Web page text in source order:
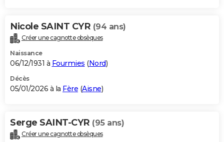
Nicole SAINT CYR (94 ans)
Créer une cagnotte obsèques
Naissance
06/12/1931 à Fourmies (Nord)
Décès
05/01/2026 à la Fère (Aisne)
Serge SAINT-CYR (95 ans)
Créer une cagnotte obsèques